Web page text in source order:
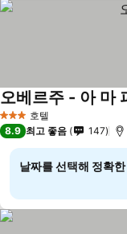
3 성급 호텔
오베르주 - 아 마
8.9 최고 좋음 147
날짜를 선택해 정확